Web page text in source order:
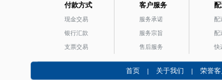
付款方式
现金交易
银行汇款
支票交易
客户服务
服务承诺
服务宗旨
售后服务
配
配
快
首页 | 关于我们 | 荣誉